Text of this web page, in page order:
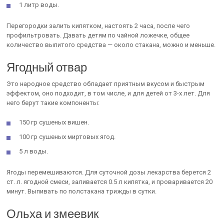
1 литр воды.
Перегородки залить кипятком, настоять 2 часа, после чего
профильтровать. Давать детям по чайной ложечке, общее
количество выпитого средства — около стакана, можно и меньше.
Ягодный отвар
Это народное средство обладает приятным вкусом и быстрым
эффектом, оно подходит, в том числе, и для детей от 3-х лет. Для
него берут такие компоненты:
150 гр сушеных вишен.
100 гр сушеных миртовых ягод.
5 л воды.
Ягоды перемешиваются. Для суточной дозы лекарства берется 2
ст. л. ягодной смеси, заливается 0.5 л кипятка, и проваривается 20
минут. Выпивать по полстакана трижды в сутки.
Ольха и змеевик